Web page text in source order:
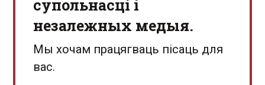
супольнасці і
незалежных медыя.
Мы хочам працягваць пісаць для
вас.